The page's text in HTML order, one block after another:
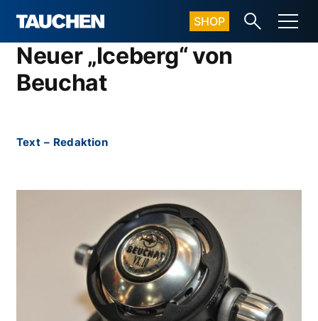
SHOP
Neuer „Iceberg“ von
Beuchat
Text – Redaktion